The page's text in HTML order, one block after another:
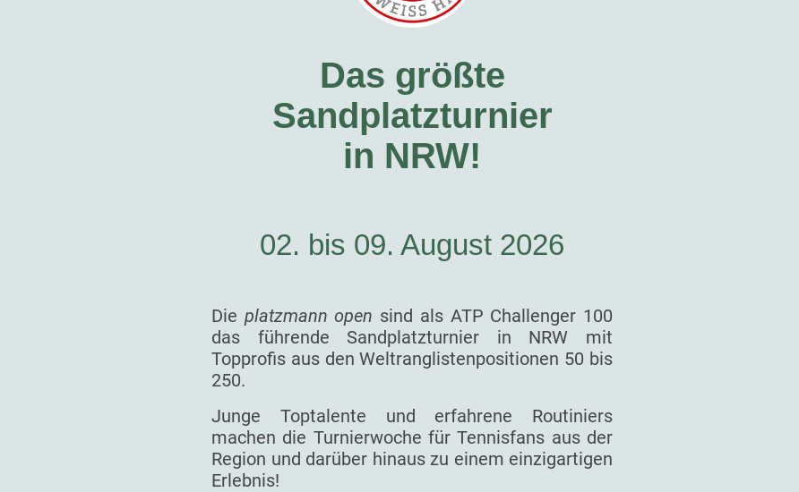
Das größte
Sandplatzturnier
in NRW!
02. bis 09. August 2026
Die platzmann open sind als ATP Challenger 100
das führende Sandplatzturnier in NRW mit
Topprofis aus den Weltranglistenpositionen 50 bis
250.
Junge Toptalente und erfahrene Routiniers
machen die Turnierwoche für Tennisfans aus der
Region und darüber hinaus zu einem einzigartigen
Erlebnis!